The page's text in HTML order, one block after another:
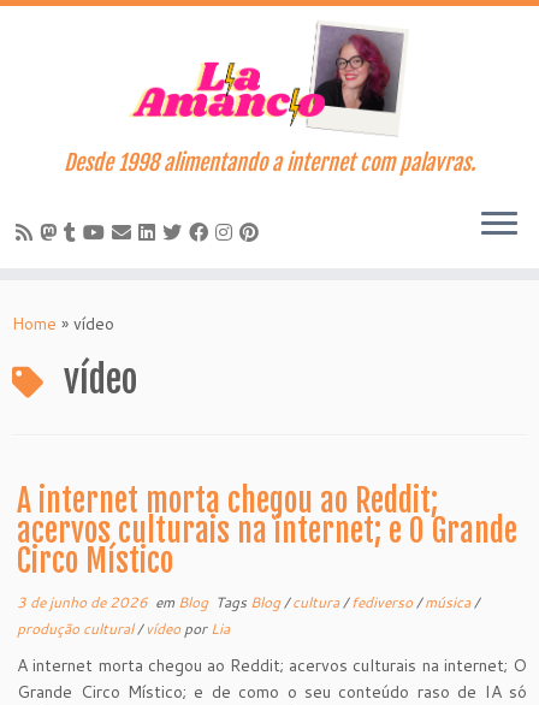
to
Desde 1998 alimentando a internet com palavras.
Home » vídeo
vídeo
A internet morta chegou ao Reddit;
acervos culturais na internet; e O Grande
Circo Místico
3 de junho de 2026 em Blog Tags Blog/cultura/fediverso/música/
produção cultural/vídeo porLia
A internet morta chegou ao Reddit; acervos culturais na internet; O
Grande Circo Místico; e de como o seu conteúdo raso de IA só